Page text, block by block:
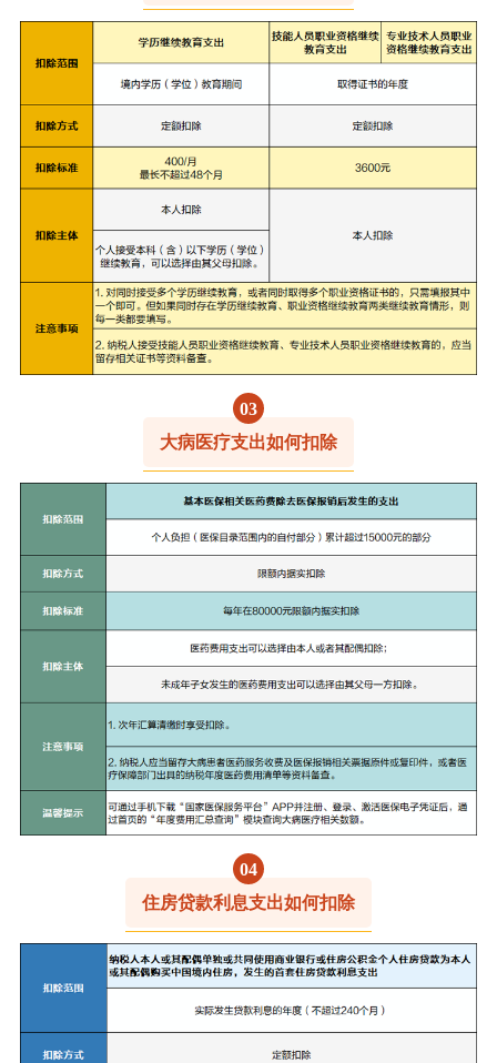
03
大病医疗支出如何扣除
04
住房贷款利息支出如何扣除